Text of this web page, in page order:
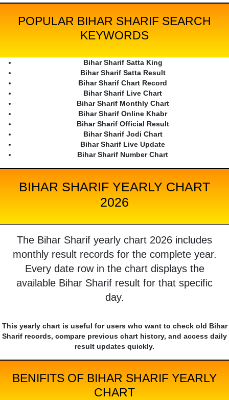
POPULAR BIHAR SHARIF SEARCH
KEYWORDS
Bihar Sharif Satta King
Bihar Sharif Satta Result
Bihar Sharif Chart Record
Bihar Sharif Live Chart
Bihar Sharif Monthly Chart
Bihar Sharif Online Khabr
Bihar Sharif Official Result
Bihar Sharif Jodi Chart
Bihar Sharif Live Update
Bihar Sharif Number Chart
BIHAR SHARIF YEARLY CHART
2026
The Bihar Sharif yearly chart 2026 includes
monthly result records for the complete year.
Every date row in the chart displays the
available Bihar Sharif result for that specific
day.
This yearly chart is useful for users who want to check old Bihar
Sharif records, compare previous chart history, and access daily
result updates quickly.
BENIFITS OF BIHAR SHARIF YEARLY
CHART